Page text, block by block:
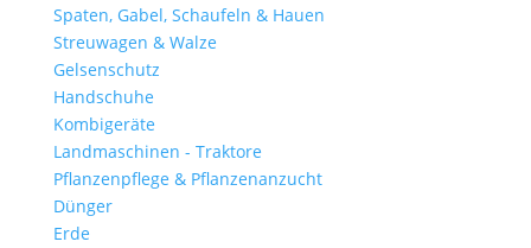
Spaten, Gabel, Schaufeln & Hauen
Streuwagen & Walze
Gelsenschutz
Handschuhe
Kombigeräte
Landmaschinen - Traktore
Pflanzenpflege & Pflanzenanzucht
Dünger
Erde